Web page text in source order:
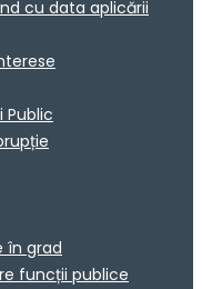
cu data aplicării
Public
în grad
funcții publice